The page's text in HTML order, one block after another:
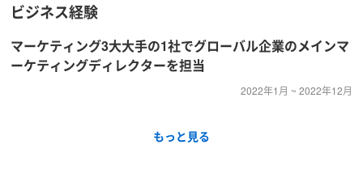
ビジネス経験
マーケティング3大大手の1社でグローバル企業のメインマ
ーケティングディレクターを担当
2022年1月 ~ 2022年12月
もっと見る